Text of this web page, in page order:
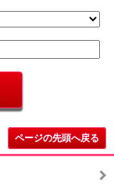
ページの先頭へ戻る